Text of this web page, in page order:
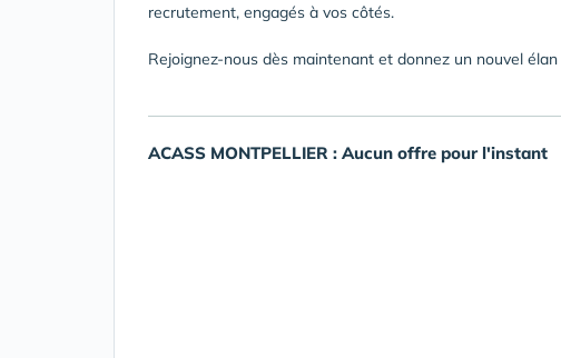
recrutement, engagés à vos côtés.
Rejoignez-nous dès maintenant et donnez un nouvel
ACASS MONTPELLIER : Aucun offre pour l'instant